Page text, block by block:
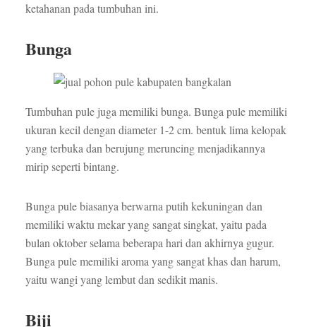
ketahanan pada tumbuhan ini.
Bunga
Tumbuhan pule juga memiliki bunga. Bunga pule memiliki
ukuran kecil dengan diameter 1-2 cm. bentuk lima kelopak
yang terbuka dan berujung meruncing menjadikannya
mirip seperti bintang.
Bunga pule biasanya berwarna putih kekuningan dan
memiliki waktu mekar yang sangat singkat, yaitu pada
bulan oktober selama beberapa hari dan akhirnya gugur.
Bunga pule memiliki aroma yang sangat khas dan harum,
yaitu wangi yang lembut dan sedikit manis.
Biji